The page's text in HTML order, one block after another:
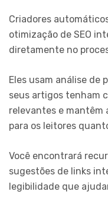
Criadores
otimização de SEO
diretamente no
Eles usam análise de
seus artigos tenham
relevantes e
para os leitores
Você encontrará
sugestões de links
legibilidade que